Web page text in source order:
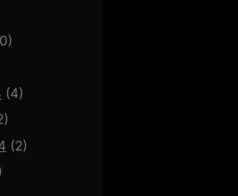
(4)
(2)